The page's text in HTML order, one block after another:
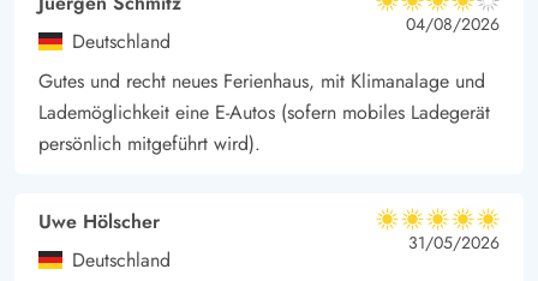
genießen.
Im kleinen, gemütlichen Ferienort Ho, gibt es neben der Ruhe
und der wunderschönen Natur auch einiges an Aktivitäten. In
Angelt Ihr gerne? Dann könnt Ihr am Forellenteich in Ho Eure
Angelrute auswerfen, während Eure Kinder sich bei einer
Deutschland
4 von 5
4 von 5
4 out of 5
04/08/2026
Gutes und recht neues Ferienhaus, mit Klimanalage und
Lademöglichkeit eine E-Autos (sofern mobiles Ladegerät
persönlich mitgeführt wird).
Uwe Hölscher
Deutschland
5 von 5
5 von 5
5 out of 5
31/05/2026